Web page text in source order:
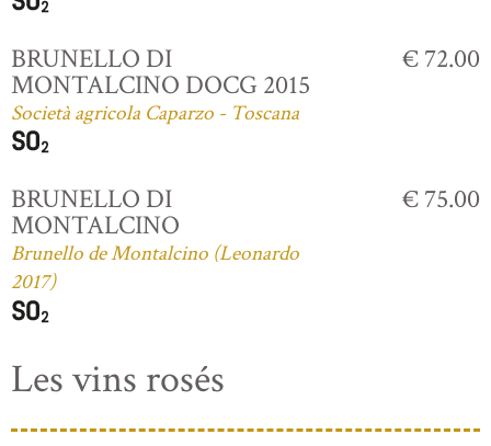
BRUNELLO DI
MONTALCINO DOCG 2015
Società agricola Caparzo - Toscana
€ 72.00
BRUNELLO DI
MONTALCINO
Brunello de Montalcino (Leonardo
2017)
€ 75.00
Les vins rosés